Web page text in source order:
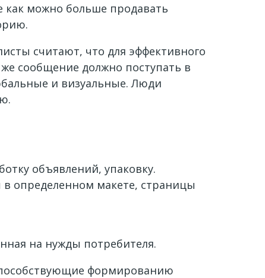
можно больше продавать
считают, что для эффективного
сообщение должно поступать в
и визуальные. Люди
объявлений, упаковку.
определенном макете, страницы
на нужды потребителя.
формированию